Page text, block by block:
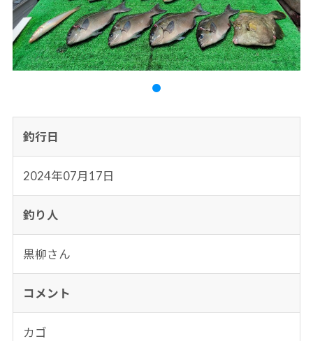
釣行日
2024年07月17日
釣り人
黒柳さん
コメント
カゴ